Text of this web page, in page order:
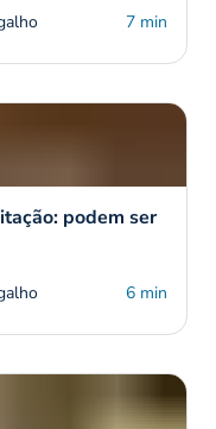
7 min
podem ser
6 min